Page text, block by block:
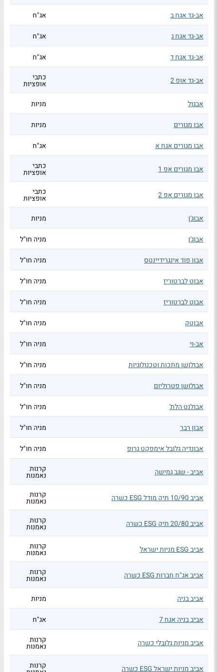
אב-גד אגח ב אג"ח
אב-גד אגח ג אג"ח
אב-גד אגח ד אג"ח
אב-גד אופ 2 כתבי
אופציות
אבגול
מניות
אבו מגורים מניות
אבו מגורים אגח א אג"ח
אבו מגורים אפ 1 כתבי
אופציות
אבו מגורים אפ 2 כתבי
אופציות
אבוג'ן
מניות
אבוג'ן מניה חו"ל
אבוו פוד אינגרידיינטס מניה חו"ל
אבוט לברטוריז מניה חו"ל
אבוט לברטוריז מניה חו"ל
אבוטק מניה חו"ל
אב-וי מניה חו"ל
אבולושן מתכות וטכנולוגיות מניה חו"ל
אבולושן פטרוליום מניה חו"ל
אבולנט הלת' מניה חו"ל
אבון רבר מניה חו"ל
אבונדיה גלובל אימפקט גרופ מניה חו"ל
אביב - שגב גמישה קרנות
נאמנות
אביב 10/90 תיק מודל ESG כשרה קרנות
נאמנות
אביב 20/80 תיק ESG כשרה קרנות
נאמנות
אביב ESG מניות ישראל קרנות
נאמנות
אביב אג"ח חברות ESG כשרה קרנות
נאמנות
אביב בניה
מניות
אביב בניה אגח 7 אג"ח
אביב מניות גלובלי כשרה קרנות
נאמנות
אביב מניות ישראל ESG כשרה קרנות